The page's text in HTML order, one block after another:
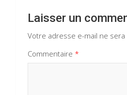
Laisser un
Votre adresse e-mail ne sera
Commentaire *